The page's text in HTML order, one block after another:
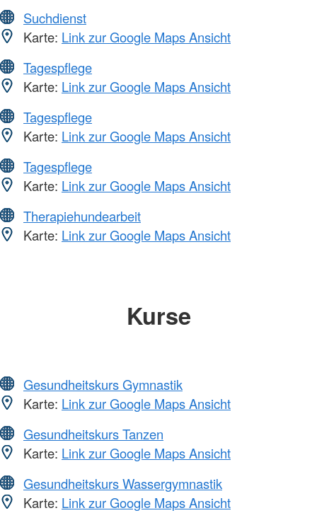
Suchdienst
Karte: Link zur Google Maps Ansicht
Tagespflege
Karte: Link zur Google Maps Ansicht
Tagespflege
Karte: Link zur Google Maps Ansicht
Tagespflege
Karte: Link zur Google Maps Ansicht
Therapiehundearbeit
Karte: Link zur Google Maps Ansicht
Kurse
Gesundheitskurs Gymnastik
Karte: Link zur Google Maps Ansicht
Gesundheitskurs Tanzen
Karte: Link zur Google Maps Ansicht
Gesundheitskurs Wassergymnastik
Karte: Link zur Google Maps Ansicht